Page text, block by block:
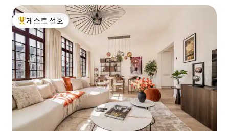
상위 게스트 선호
게스트 선호